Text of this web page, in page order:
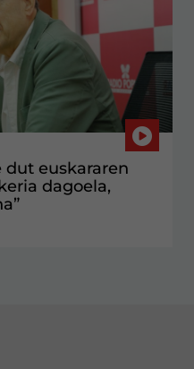
dut euskararen
dagoela,